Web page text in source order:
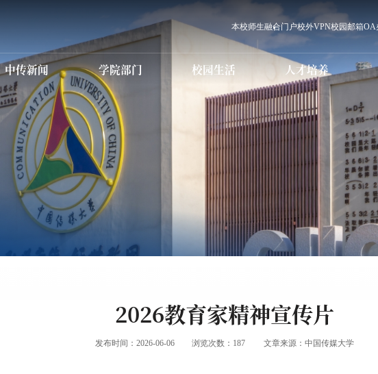
本校师生融合门户校外VPN校园邮箱OA
现任领导
数据中传
中传新闻 学院部门
党群职能部门 行政职能部门
直（附）属单位
教学科研单位
校园生活
信息化服务
设备仪器场馆预约
电话黄页
校历
图书馆
人才培养
研究生教育
师资队伍
国际传媒教育
高等职
白杨课堂
科研学术简介
学术委员会
学术期刊
科学研究处
本科招生 研究生招生
学历继续教育招生
国际传媒教
国际学生招生
MBA招生
职业教育国际（预
就业创业指
国际交流
国内合作
教育服务中
2026教育家精神宣传片
发布时间：2026-06-06 浏览次数： 187 文章来源：中国传媒大学